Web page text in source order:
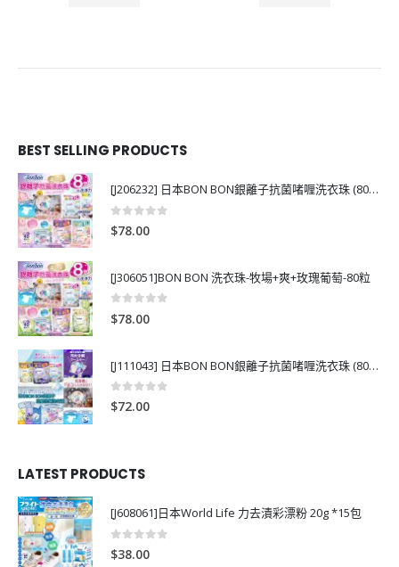
BEST SELLING PRODUCTS
[J206232] 日本BON BON銀離子抗菌啫喱洗衣珠 (80粒)
0
$78.00
[J306051]BON BON 洗衣珠-牧場+爽+玫瑰葡萄-80粒
0
$78.00
[J111043] 日本BON BON銀離子抗菌啫喱洗衣珠 (80粒)
0out of 5
$72.00
LATEST PRODUCTS
[J608061]日本World Life 力去漬彩漂粉 20g *15包
0
$38.00